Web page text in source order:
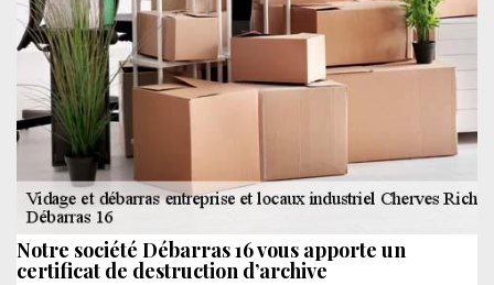
Notre société Débarras 16 vous apporte un
certificat de destruction d’archive